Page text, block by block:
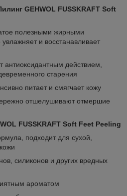
GEHWOL FUSSKRAFT Soft
полезными жирными
и восстанавливает
действием,
старения
питает и смягчает кожу
отшелушивают отмершие
FUSSKRAFT Soft Feet Peeling
подходит для сухой,
силиконов и других вредных
ароматом